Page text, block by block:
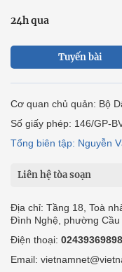
24h qua
Tuyến bài
Cơ quan chủ quản: Bộ
Số giấy phép: 146/GP-
Tổng biên tập: Nguyễn
Liên hệ tòa soạn
Địa chỉ: Tầng 18, Toà
Đình Nghệ, phường Cầu
Điện thoại: 02439369898
Email: